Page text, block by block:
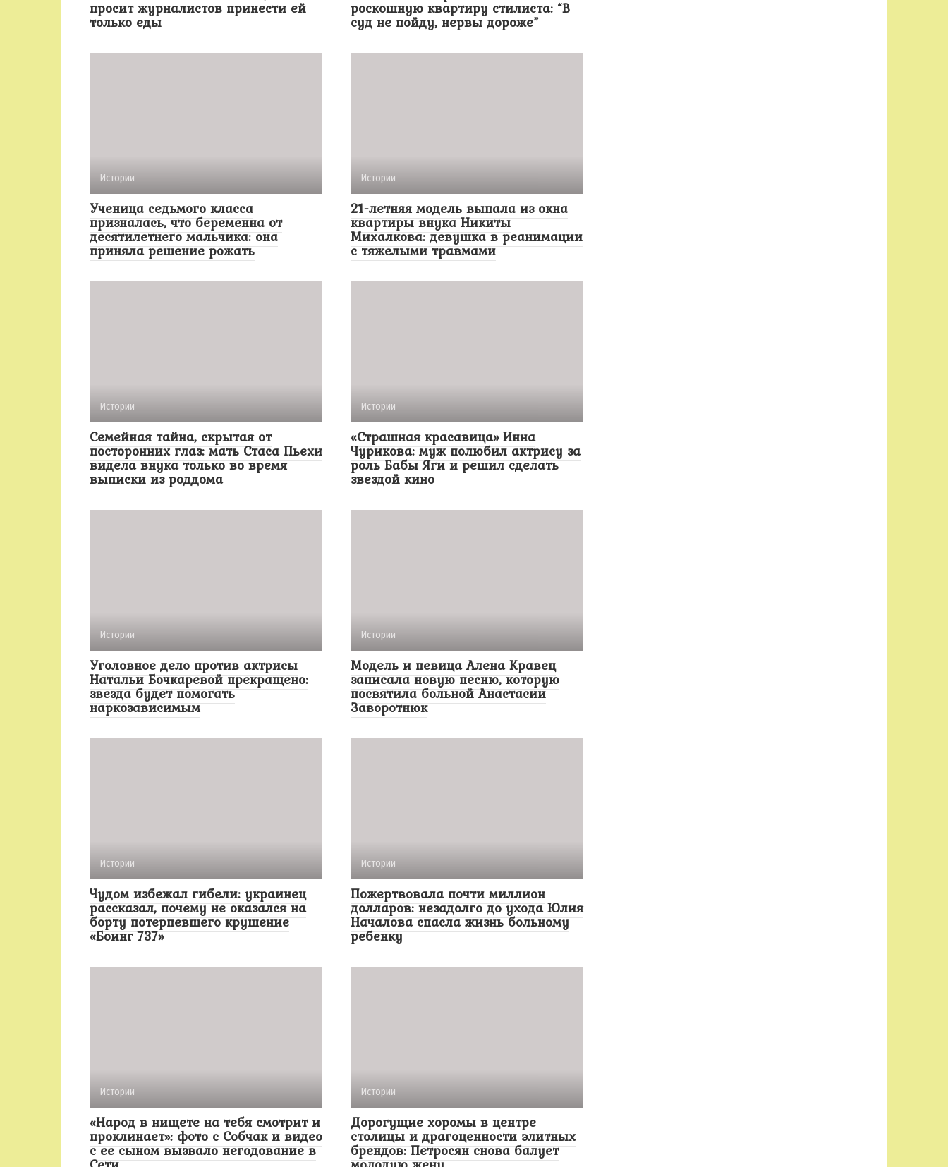
просит журналистов принести ей
только еды
роскошную квартиру стилиста: “В
суд не пойду, нервы дороже”
Истории
Ученица седьмого класса
призналась, что беременна от
десятилетнего мальчика: она
приняла решение рожать
Истории
21-летняя модель выпала из окна
квартиры внука Никиты
Михалкова: девушка в реанимации
с тяжелыми травмами
Истории
Семейная тайна, скрытая от
посторонних глаз: мать Стаса Пьехи
видела внука только во время
выписки из роддома
Истории
«Страшная красавица» Инна
Чурикова: муж полюбил актрису за
роль Бабы Яги и решил сделать
звездой кино
Истории
Уголовное дело против актрисы
Натальи Бочкаревой прекращено:
звезда будет помогать
наркозависимым
Истории
Модель и певица Алена Кравец
записала новую песню, которую
посвятила больной Анастасии
Заворотнюк
Истории
Чудом избежал гибели: украинец
рассказал, почему не оказался на
борту потерпевшего крушение
«Боинг 737»
Истории
Пожертвовала почти миллион
долларов: незадолго до ухода Юлия
Началова спасла жизнь больному
ребенку
Истории
«Народ в нищете на тебя смотрит и
проклинает»: фото с Собчак и видео
с ее сыном вызвало негодование в
Истории
Дорогущие хоромы в центре
столицы и драгоценности элитных
брендов: Петросян снова балует